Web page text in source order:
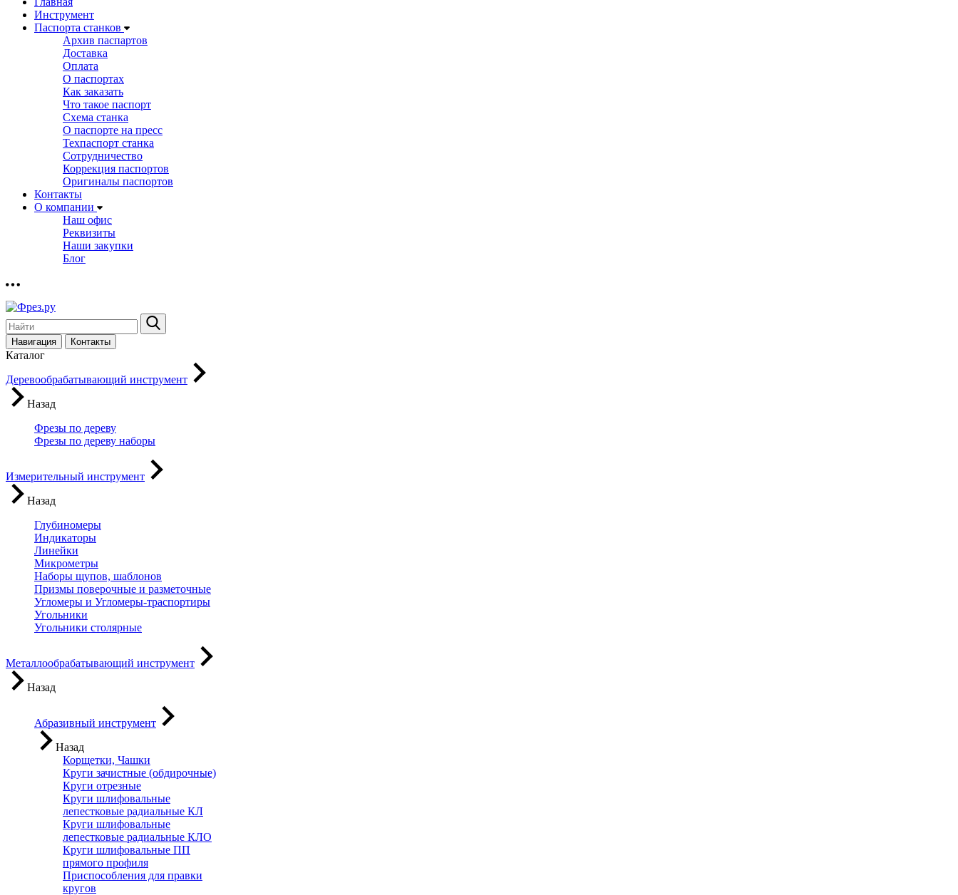
Инструмент
Паспорта станков
Архив паспартов
Доставка
Оплата
О паспортах
Как заказать
Что такое паспорт
Схема станка
О паспорте на пресс
Техпаспорт станка
Сотрудничество
Коррекция паспортов
Оригиналы паспортов
Контакты
О компании
Наш офис
Реквизиты
Наши закупки
Блог
Навигация Контакты
Каталог
Деревообрабатывающий инструмент
Назад
Фрезы по дереву
Фрезы по дереву наборы
Измерительный инструмент
Назад
Глубиномеры
Индикаторы
Линейки
Микрометры
Наборы щупов, шаблонов
Призмы поверочные и разметочные
Угломеры и Угломеры-траспортиры
Угольники
Угольники столярные
Металлообрабатывающий инструмент
Назад
Абразивный инструмент
Назад
Корщетки, Чашки
Круги зачистные (обдирочные)
Круги отрезные
Круги шлифовальные
лепестковые радиальные КЛ
Круги шлифовальные
лепестковые радиальные КЛО
Круги шлифовальные ПП
прямого профиля
Приспособления для правки
кругов